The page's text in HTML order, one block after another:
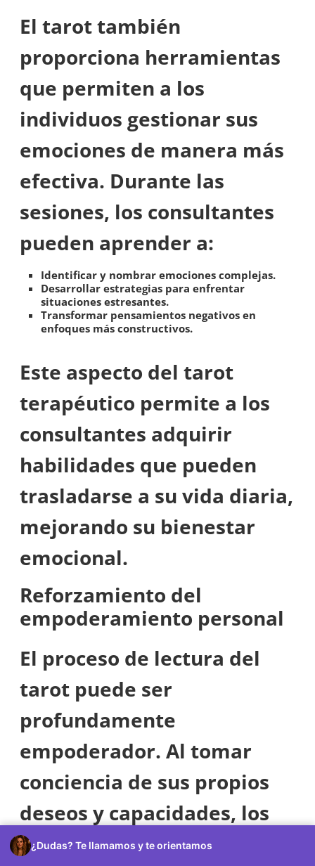
El tarot también
proporciona herramientas
que permiten a los
individuos gestionar sus
emociones de manera más
efectiva. Durante las
sesiones, los consultantes
pueden aprender a:
Identificar y nombrar emociones complejas.
Desarrollar estrategias para enfrentar
situaciones estresantes.
Transformar pensamientos negativos en
enfoques más constructivos.
Este aspecto del tarot
terapéutico permite a los
consultantes adquirir
habilidades que pueden
trasladarse a su vida diaria,
mejorando su bienestar
emocional.
Reforzamiento del
empoderamiento personal
El proceso de lectura del
tarot puede ser
profundamente
empoderador. Al tomar
conciencia de sus propios
deseos y capacidades, los
consultantes suelen
¿Dudas? Te llamamos y te orientamos